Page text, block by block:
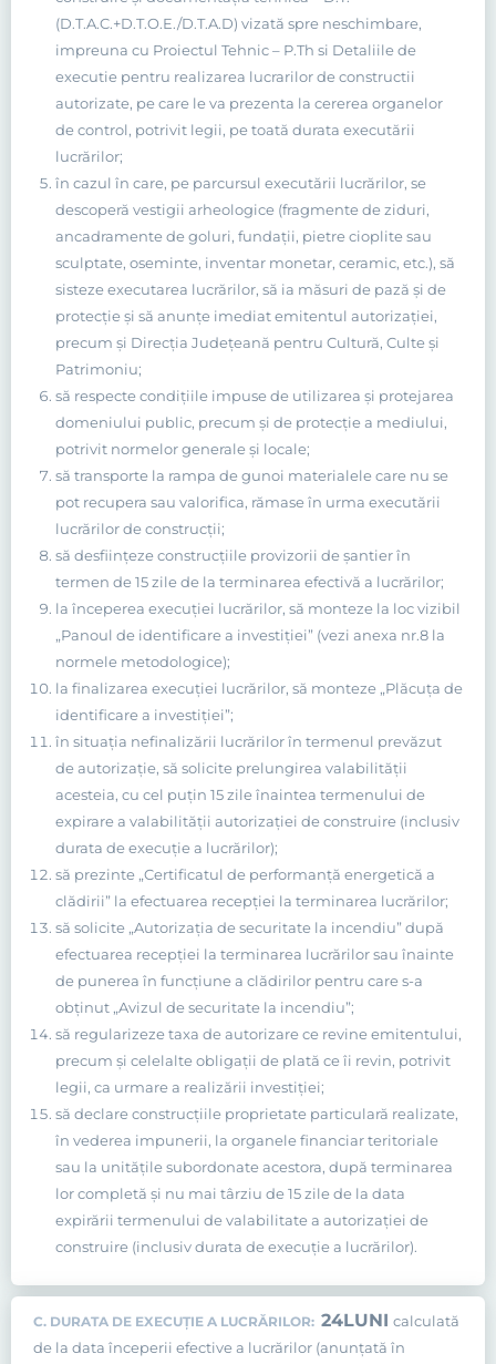
(D.T.A.C.+D.T.O.E./D.T.A.D) vizată spre neschimbare,
impreuna cu Proiectul Tehnic – P.Th si Detaliile de
executie pentru realizarea lucrarilor de constructii
autorizate, pe care le va prezenta la cererea organelor
de control, potrivit legii, pe toată durata executării
lucrărilor;
în cazul în care, pe parcursul executării lucrărilor, se
descoperă vestigii arheologice (fragmente de ziduri,
ancadramente de goluri, fundaţii, pietre cioplite sau
sculptate, oseminte, inventar monetar, ceramic, etc.), să
sisteze executarea lucrărilor, să ia măsuri de pază şi de
protecţie şi să anunţe imediat emitentul autorizaţiei,
precum şi Direcţia Judeţeană pentru Cultură, Culte şi
Patrimoniu;
să respecte condiţiile impuse de utilizarea şi protejarea
domeniului public, precum şi de protecţie a mediului,
potrivit normelor generale şi locale;
să transporte la rampa de gunoi materialele care nu se
pot recupera sau valorifica, rămase în urma executării
lucrărilor de construcţii;
să desfiinţeze construcţiile provizorii de şantier în
termen de 15 zile de la terminarea efectivă a lucrărilor;
la începerea execuţiei lucrărilor, să monteze la loc vizibil
„Panoul de identificare a investiţiei” (vezi anexa nr.8 la
normele metodologice);
la finalizarea execuţiei lucrărilor, să monteze „Plăcuţa de
identificare a investiţiei”;
în situaţia nefinalizării lucrărilor în termenul prevăzut
de autorizaţie, să solicite prelungirea valabilităţii
acesteia, cu cel puţin 15 zile înaintea termenului de
expirare a valabilităţii autorizaţiei de construire (inclusiv
durata de execuţie a lucrărilor);
să prezinte „Certificatul de performanţă energetică a
clădirii” la efectuarea recepţiei la terminarea lucrărilor;
să solicite „Autorizaţia de securitate la incendiu” după
efectuarea recepţiei la terminarea lucrărilor sau înainte
de punerea în funcţiune a clădirilor pentru care s-a
obţinut „Avizul de securitate la incendiu”;
să regularizeze taxa de autorizare ce revine emitentului,
precum şi celelalte obligaţii de plată ce îi revin, potrivit
legii, ca urmare a realizării investiţiei;
să declare construcţiile proprietate particulară realizate,
în vederea impunerii, la organele financiar teritoriale
sau la unităţile subordonate acestora, după terminarea
lor completă şi nu mai târziu de 15 zile de la data
expirării termenului de valabilitate a autorizaţiei de
construire (inclusiv durata de execuţie a lucrărilor).
C. DURATA DE EXECUŢIE A LUCRĂRILOR: 24LUNI calculată
de la data începerii efective a lucrărilor (anunţată în